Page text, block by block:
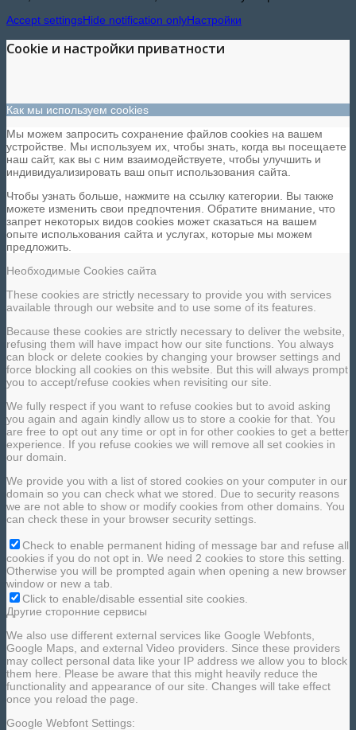
Accept settingsHide notification onlyНастройки
Cookie и настройки приватности
Как мы используем cookies
Мы можем запросить сохранение файлов cookies на вашем
устройстве. Мы используем их, чтобы знать, когда вы посещаете
наш сайт, как вы с ним взаимодействуете, чтобы улучшить и
индивидуализировать ваш опыт использования сайта.
Чтобы узнать больше, нажмите на ссылку категории. Вы также
можете изменить свои предпочтения. Обратите внимание, что
запрет некоторых видов cookies может сказаться на вашем
опыте испольхования сайта и услугах, которые мы можем
предложить.
Необходимые Cookies сайта
These cookies are strictly necessary to provide you with services
available through our website and to use some of its features.
Because these cookies are strictly necessary to deliver the website,
refusing them will have impact how our site functions. You always
can block or delete cookies by changing your browser settings and
force blocking all cookies on this website. But this will always prompt
you to accept/refuse cookies when revisiting our site.
We fully respect if you want to refuse cookies but to avoid asking
you again and again kindly allow us to store a cookie for that. You
are free to opt out any time or opt in for other cookies to get a better
experience. If you refuse cookies we will remove all set cookies in
our domain.
We provide you with a list of stored cookies on your computer in our
domain so you can check what we stored. Due to security reasons
we are not able to show or modify cookies from other domains. You
can check these in your browser security settings.
Check to enable permanent hiding of message bar and refuse all
cookies if you do not opt in. We need 2 cookies to store this setting.
Otherwise you will be prompted again when opening a new browser
window or new a tab.
Click to enable/disable essential site cookies.
Другие сторонние сервисы
We also use different external services like Google Webfonts,
Google Maps, and external Video providers. Since these providers
may collect personal data like your IP address we allow you to block
them here. Please be aware that this might heavily reduce the
functionality and appearance of our site. Changes will take effect
once you reload the page.
Google Webfont Settings: